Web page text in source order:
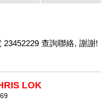
查詢聯絡, 謝謝!
LOK